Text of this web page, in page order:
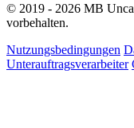
© 2019 - 2026 MB
vorbehalten.
Nutzungsbedingungen
Unterauftragsverarbeiter